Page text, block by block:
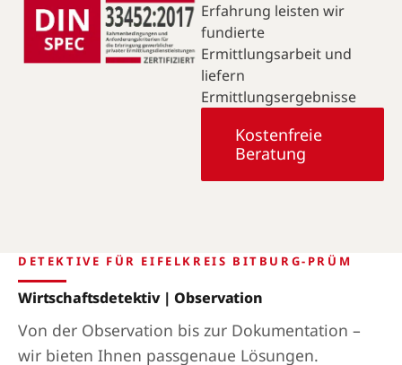
Erfahrung leisten wir
fundierte
Ermittlungsarbeit und
liefern
Ermittlungsergebnisse
Kostenfreie
Beratung
DETEKTIVE FÜR EIFELKREIS BITBURG-PRÜM
Wirtschaftsdetektiv | Observation
Von der Observation bis zur Dokumentation –
wir bieten Ihnen passgenaue Lösungen.